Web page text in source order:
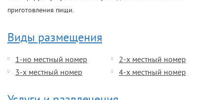
приготовления пищи.
Виды размещения
1-но местный номер
2-х местный номер
3-х местный номер
4-х местный номер